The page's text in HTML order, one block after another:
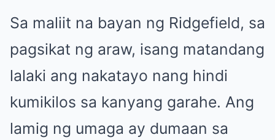
Sa maliit na bayan ng Ridgefield, sa
pagsikat ng araw, isang matandang
lalaki ang nakatayo nang hindi
kumikilos sa kanyang garahe. Ang
lamig ng umaga ay dumaan sa